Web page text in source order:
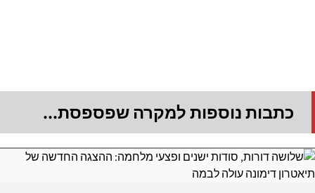
כתבות נוספות למקרה שפספסת...